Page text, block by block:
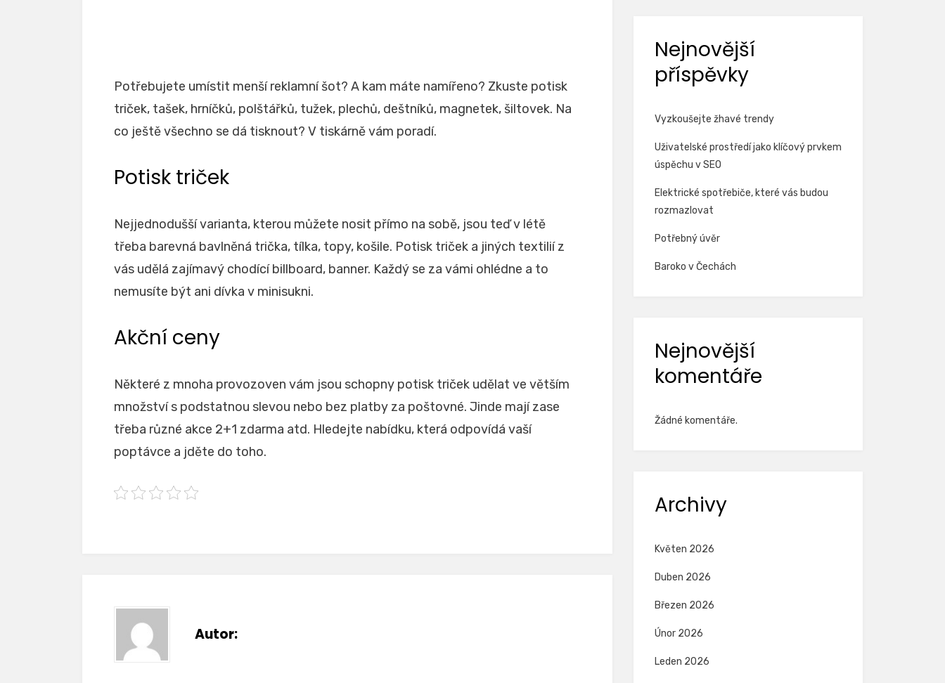
Potřebujete umístit menší reklamní šot? A kam máte namířeno? Zkuste potisk
triček, tašek, hrníčků, polštářků, tužek, plechů, deštníků, magnetek, šiltovek. Na
co ještě všechno se dá tisknout? V tiskárně vám poradí.
Potisk triček
Nejjednodušší varianta, kterou můžete nosit přímo na sobě, jsou teď v létě
třeba barevná bavlněná trička, tílka, topy, košile. Potisk triček a jiných textilií z
vás udělá zajímavý chodící billboard, banner. Každý se za vámi ohlédne a to
nemusíte být ani dívka v minisukni.
Akční ceny
Některé z mnoha provozoven vám jsou schopny potisk triček udělat ve větším
množství s podstatnou slevou nebo bez platby za poštovné. Jinde mají zase
třeba různé akce 2+1 zdarma atd. Hledejte nabídku, která odpovídá vaší
poptávce a jděte do toho.
Autor:
Nejnovější
příspěvky
Vyzkoušejte žhavé trendy
Uživatelské prostředí jako klíčový prvkem
úspěchu v SEO
Elektrické spotřebiče, které vás budou
rozmazlovat
Potřebný úvěr
Baroko v Čechách
Nejnovější
komentáře
Žádné komentáře.
Archivy
Květen 2026
Duben 2026
Březen 2026
Únor 2026
Leden 2026